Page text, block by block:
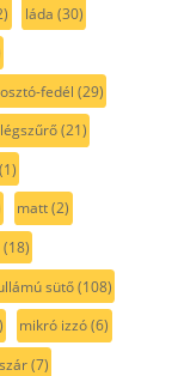
láda (30)
fedél (29)
légszűrő(21)
matt(2)
(18)
sütő(108)
mikró izzó(6)
(7)